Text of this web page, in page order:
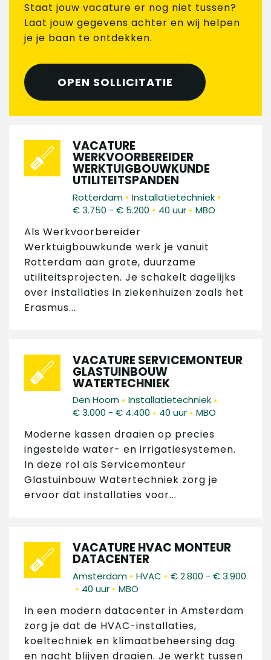
Staat jouw vacature er nog niet tussen?
Laat jouw gegevens achter en wij helpen
je je baan te ontdekken.
OPEN SOLLICITATIE
VACATURE
WERKVOORBEREIDER
WERKTUIGBOUWKUNDE
UTILITEITSPANDEN
Rotterdam • Installatietechniek •
€ 3.750 - € 5.200 • 40 uur • MBO
Als Werkvoorbereider
Werktuigbouwkunde werk je vanuit
Rotterdam aan grote, duurzame
utiliteitsprojecten. Je schakelt dagelijks
over installaties in ziekenhuizen zoals het
Erasmus...
VACATURE SERVICEMONTEUR
GLASTUINBOUW
WATERTECHNIEK
Den Hoorn • Installatietechniek •
€ 3.000 - € 4.400 • 40 uur • MBO
Moderne kassen draaien op precies
ingestelde water- en irrigatiesystemen.
In deze rol als Servicemonteur
Glastuinbouw Watertechniek zorg je
ervoor dat installaties voor...
VACATURE HVAC MONTEUR
DATACENTER
Amsterdam • HVAC • € 2.800 - € 3.900
• 40 uur • MBO
In een modern datacenter in Amsterdam
zorg je dat de HVAC-installaties,
koeltechniek en klimaatbeheersing dag
en nacht blijven draaien. Je werkt tussen